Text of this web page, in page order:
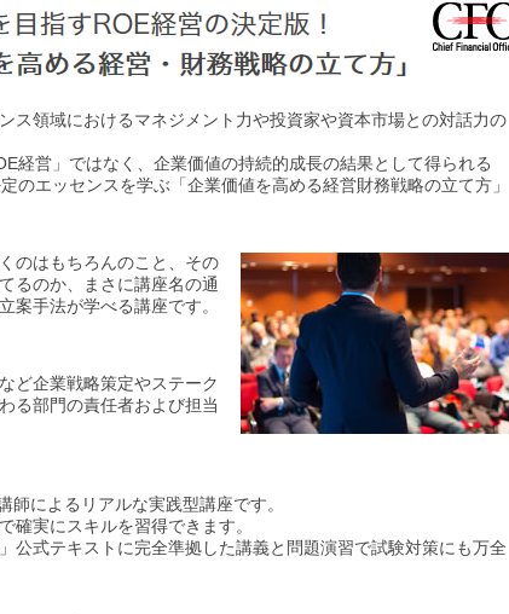
ス領域におけるマネジメント力や投資家や資本市場との対話力の
経営」ではなく、企業価値の持続的成長の結果として得られる
のエッセンスを学ぶ「企業価値を高める経営財務戦略の立て方」
のはもちろんのこと、その
るのか、まさに講座名の通
案手法が学べる講座です。
ど企業戦略策定やステーク
る部門の責任者および担当
によるリアルな実践型講座です。
確実にスキルを習得できます。
公式テキストに完全準拠した講義と問題演習で試験対策にも万全